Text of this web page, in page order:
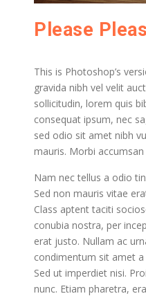
This is Photoshop’s
gravida nibh vel velit
sollicitudin, lorem quis
consequat ipsum, nec
sed odio sit amet nibh
mauris. Morbi
Nam nec tellus a odio
Sed non mauris vitae
Class aptent taciti
conubia nostra, per
erat justo. Nullam ac
condimentum sit amet a
Sed ut imperdiet nisi.
nunc. Etiam pharetra,